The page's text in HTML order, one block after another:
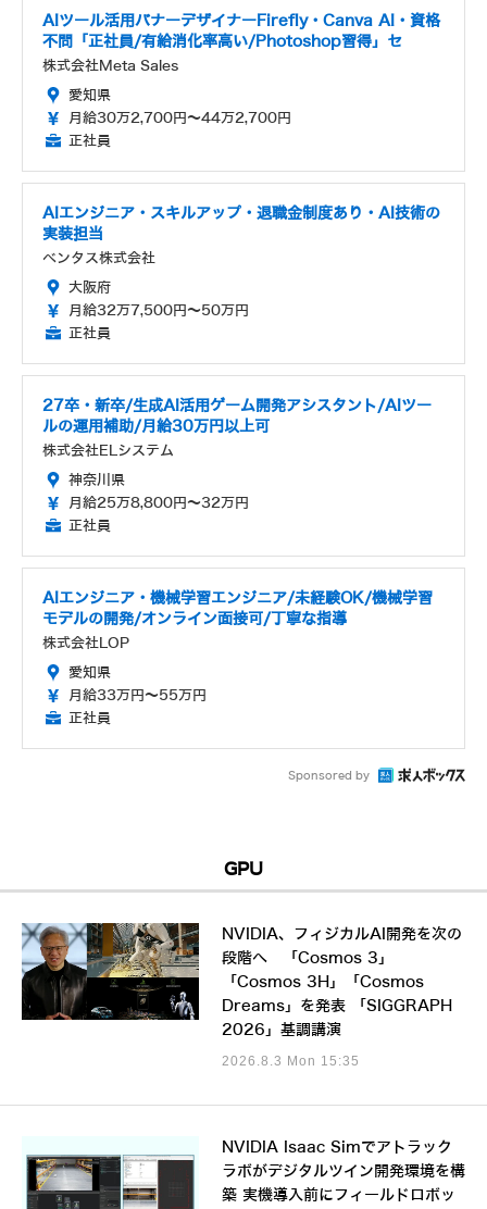
AIツール活用バナーデザイナーFirefly・Canva AI・資格
不問「正社員/有給消化率高い/Photoshop習得」セ
株式会社Meta Sales
愛知県
月給30万2,700円～44万2,700円
正社員
AIエンジニア・スキルアップ・退職金制度あり・AI技術の
実装担当
ベンタス株式会社
大阪府
月給32万7,500円～50万円
正社員
27卒・新卒/生成AI活用ゲーム開発アシスタント/AIツー
ルの運用補助/月給30万円以上可
株式会社ELシステム
神奈川県
月給25万8,800円～32万円
正社員
AIエンジニア・機械学習エンジニア/未経験OK/機械学習
モデルの開発/オンライン面接可/丁寧な指導
株式会社LOP
愛知県
月給33万円～55万円
正社員
Sponsored by
GPU
NVIDIA、フィジカルAI開発を次の
段階へ 「Cosmos 3」
「Cosmos 3H」「Cosmos
Dreams」を発表 「SIGGRAPH
2026」基調講演
2026.8.3 Mon 15:35
NVIDIA Isaac Simでアトラック
ラボがデジタルツイン開発環境を構
築 実機導入前にフィールドロボッ